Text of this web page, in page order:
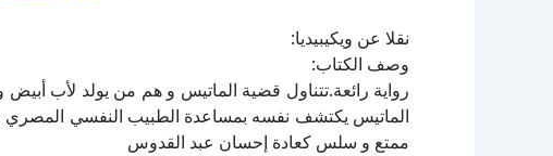
نقلا عن ويكيبيديا:
وصف الكتاب:
رواية رائعة.تتناول قضية الماتيس و هم من يولد لأب
الماتيس يكتشف نفسه بمساعدة الطبيب النفسي المصري
ممتع و سلس كعادة إحسان عبد القدوس